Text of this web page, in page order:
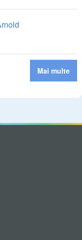
Mai multe